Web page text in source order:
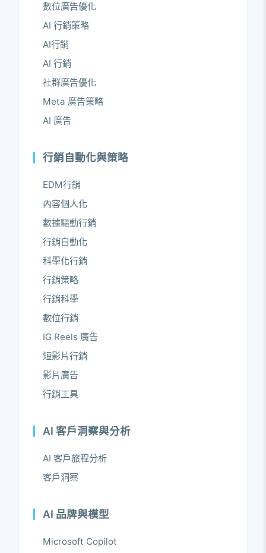
數位廣告優化
AI 行銷策略
AI行銷
AI 行銷
社群廣告優化
Meta 廣告策略
AI 廣告
行銷自動化與策略
EDM行銷
內容個人化
數據驅動行銷
行銷自動化
科學化行銷
行銷策略
行銷科學
數位行銷
IG Reels 廣告
短影片行銷
影片廣告
行銷工具
AI 客戶洞察與分析
AI 客戶旅程分析
客戶洞察
AI 品牌與模型
Microsoft Copilot